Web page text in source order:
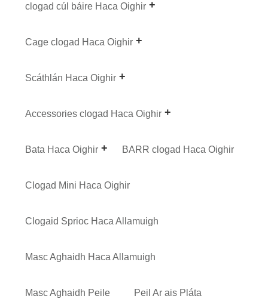
clogad cúl báire Haca Oighir
Cage clogad Haca Oighir
Scáthlán Haca Oighir
Accessories clogad Haca Oighir
Bata Haca Oighir BARR clogad Haca Oighir
Clogad Mini Haca Oighir
Clogaid Sprioc Haca Allamuigh
Masc Aghaidh Haca Allamuigh
Masc Aghaidh Peile Peil Ar ais Pláta